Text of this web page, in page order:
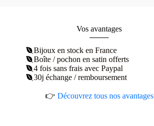
Vos avantages
Bijoux en stock en France
Boîte / pochon en satin offerts
4 fois sans frais avec Paypal
30j échange / remboursement
👉 Découvrez tous nos avantages